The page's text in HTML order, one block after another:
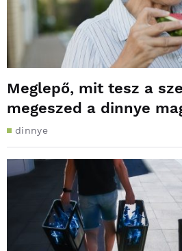
Meglepő, mit tesz a
megeszed a dinnye
dinnye